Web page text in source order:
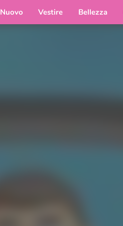
Nuovo Vestire Bellezza